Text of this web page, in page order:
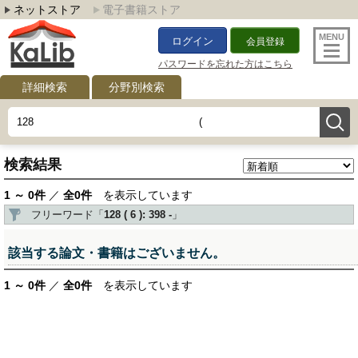
ネットストア 電子書籍ストア
ログイン 会員登録
パスワードを忘れた方はこちら
詳細検索 分野別検索
検索結果
1 ～ 0件／ 全0件を表示しています
フリーワード「 128 ( 6 ): 398 - 」
該当する論文・書籍はございません。
1 ～ 0件／ 全0件を表示しています